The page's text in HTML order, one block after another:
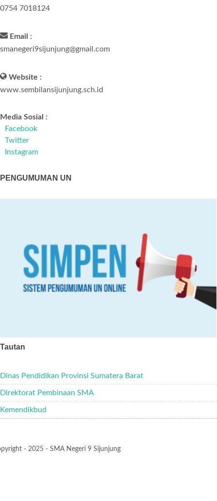
0754 7018124
Email :
smanegeri9sijunjung@gmail.com
Website :
www.sembilansijunjung.sch.id
Media Sosial :
Facebook
Twitter
Instagram
PENGUMUMAN UN
Tautan
Dinas Pendidikan Provinsi Sumatera Barat
Direktorat Pembinaan SMA
Kemendikbud
- 2025 - SMA Negeri 9 Sijunjung